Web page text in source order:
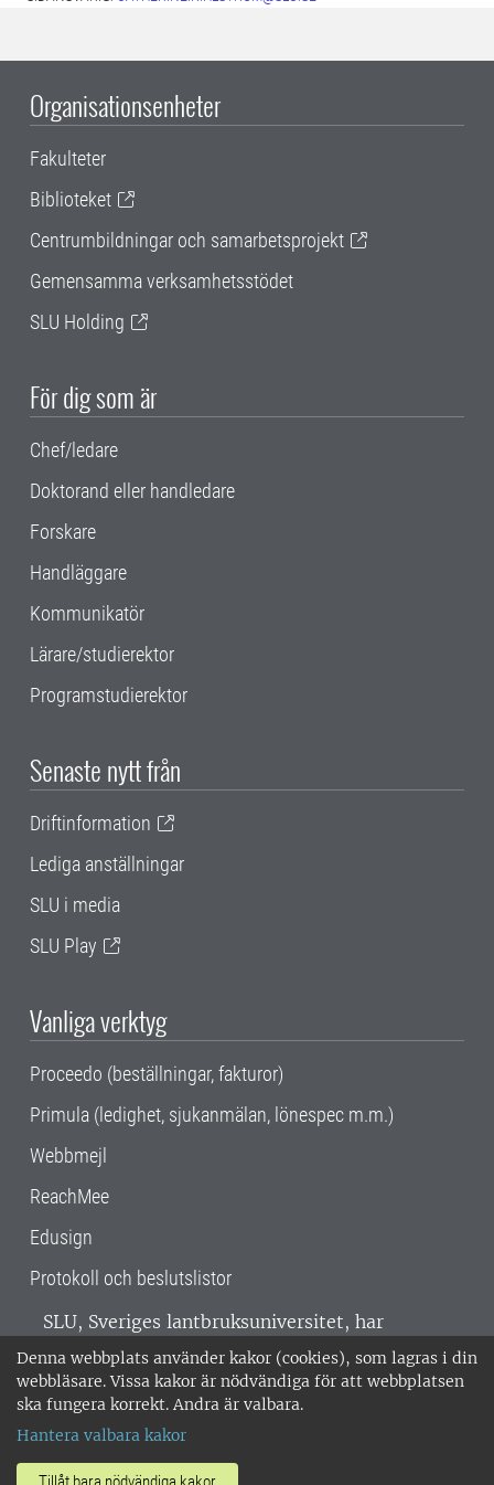
Denna webbplats använder kakor (cookies), som lagras i din
webbläsare. Vissa kakor är nödvändiga för att webbplatsen
ska fungera korrekt. Andra är valbara.
Hantera valbara kakor
Organisationsenheter
Fakulteter
Biblioteket
Centrumbildningar och samarbetsprojekt
Gemensamma verksamhetsstödet
SLU Holding
För dig som är
Chef/ledare
Doktorand eller handledare
Forskare
Handläggare
Kommunikatör
Lärare/studierektor
Programstudierektor
Senaste nytt från
Driftinformation
Lediga anställningar
SLU i media
SLU Play
Vanliga verktyg
Proceedo (beställningar, fakturor)
Primula (ledighet, sjukanmälan, lönespec m.m.)
Webbmejl
ReachMee
Edusign
Protokoll och beslutslistor
SLU, Sveriges lantbruksuniversitet, har
verksamhet över hela Sverige. Huvudorter är
Alnarp, Uppsala och Umeå.SLU är
miljöcertifierat enligt ISO 14001. •
018-67 10 00 • Org nr: 202100-2817 •
Om SLU:s webbplatser